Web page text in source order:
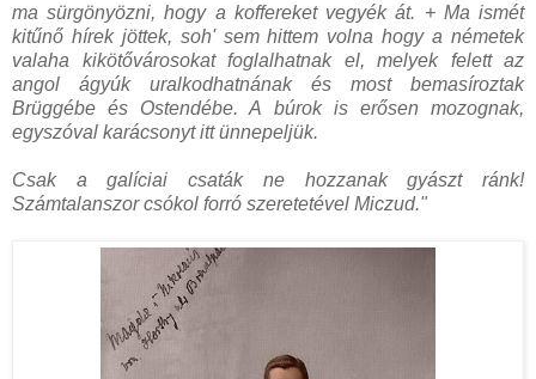
ma sürgönyözni, hogy a koffereket vegyék át. + Ma ismét
kitűnő hírek jöttek, soh' sem hittem volna hogy a németek
valaha kikötővárosokat foglalhatnak el, melyek felett az
angol ágyúk uralkodhatnának és most bemasíroztak
Brüggébe és Ostendébe. A búrok is erősen mozognak,
egyszóval karácsonyt itt ünnepeljük.
Csak a galíciai csaták ne hozzanak gyászt ránk!
Számtalanszor csókol forró szeretetével Miczud."